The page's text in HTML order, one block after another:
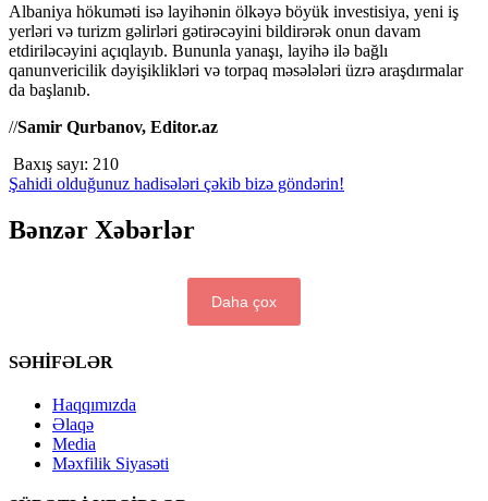
Albaniya hökuməti isə layihənin ölkəyə böyük investisiya, yeni iş
yerləri və turizm gəlirləri gətirəcəyini bildirərək onun davam
etdiriləcəyini açıqlayıb. Bununla yanaşı, layihə ilə bağlı
qanunvericilik dəyişiklikləri və torpaq məsələləri üzrə araşdırmalar
da başlanıb.
//Samir Qurbanov, Editor.az
Baxış sayı: 210
Şahidi olduğunuz hadisələri çəkib bizə göndərin!
Bənzər Xəbərlər
Daha çox
SƏHİFƏLƏR
Haqqımızda
Əlaqə
Media
Məxfilik Siyasəti